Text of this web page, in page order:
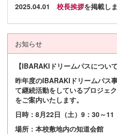
2025.04.01 校長挨拶を掲載し
お知らせ
【IBARAKIドリームパスについて
昨年度のIBARAKIドリームパス
て継続活動をしているプロジェ
をご案内いたします。
日時：8月22日（土）9：30～11
場所：本校敷地内の知道会館